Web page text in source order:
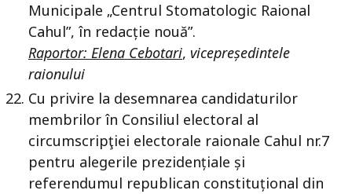
Municipale „Centrul Stomatologic Raional
Cahul”, în redacție nouă”.
Raportor: Elena Cebotari, vicepreședintele
raionului
Cu privire la desemnarea candidaturilor
membrilor în Consiliul electoral al
circumscripţiei electorale raionale Cahul nr.7
pentru alegerile prezidențiale și
referendumul republican constituțional din